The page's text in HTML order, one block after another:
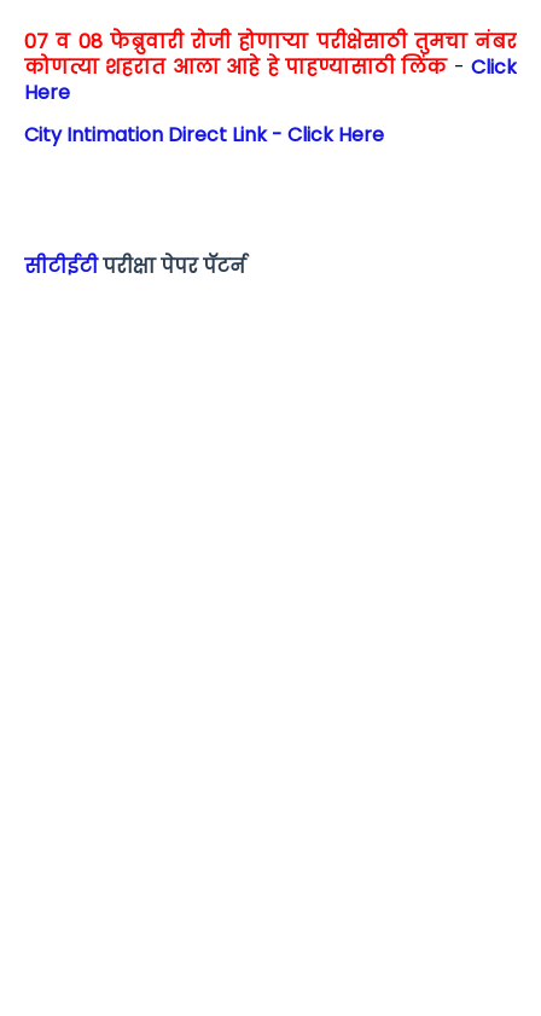
07 व 08 फेब्रुवारी रोजी होणाऱ्या परीक्षेसाठी तुमचा नंबर
कोणत्या शहरात आला आहे हे पाहण्यासाठी लिंक- Click
Here
City Intimation Direct Link - Click Here
सीटीईटीपरीक्षा पेपर पॅटर्न